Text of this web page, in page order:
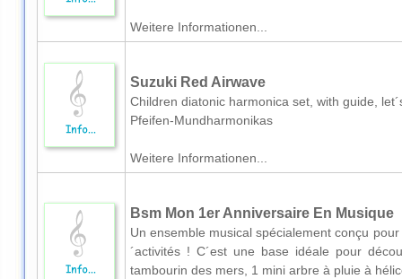
Weitere Informationen...
Suzuki Red Airwave
Children diatonic harmonica set, with guide,
Pfeifen-Mundharmonikas
Weitere Informationen...
Bsm Mon 1er Anniversaire En Musique
Un ensemble musical spécialement conçu
´activités ! C´est une base idéale pour
tambourin des mers, 1 mini arbre à pluie à